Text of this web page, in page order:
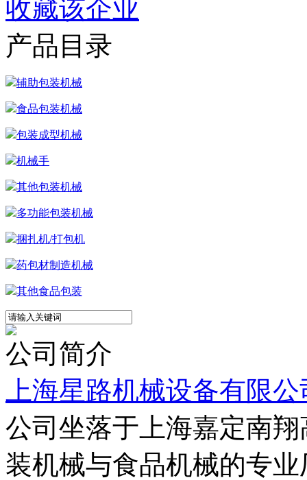
收藏该企业
产品目录
辅助包装机械
食品包装机械
包装成型机械
机械手
其他包装机械
多功能包装机械
捆扎机/打包机
药包材制造机械
其他食品包装
公司简介
上海星路机械设备有限公
公司坐落于上海嘉定南
装机械与食品机械的专